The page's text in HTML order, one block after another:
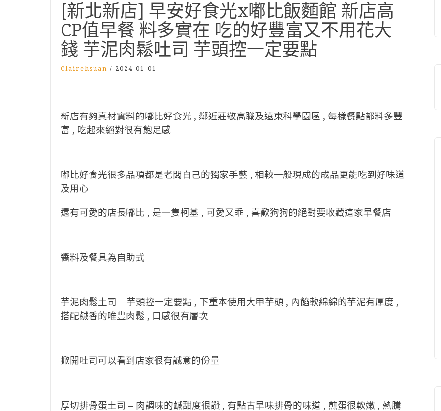
[新北新店] 早安好食光x嘟比飯麵館 新店高
CP值早餐 料多實在 吃的好豐富又不用花大
錢 芋泥肉鬆吐司 芋頭控一定要點
Clairehsuan / 2024-01-01
新店有夠真材實料的嘟比好食光 , 鄰近莊敬高職及遠東科學園區 , 每樣餐點都料多豐
富 , 吃起來絕對很有飽足感
嘟比好食光很多品項都是老闆自己的獨家手藝 , 相較一般現成的成品更能吃到好味道
及用心
還有可愛的店長嘟比 , 是一隻柯基 , 可愛又乖 , 喜歡狗狗的絕對要收藏這家早餐店
醬料及餐具為自助式
芋泥肉鬆土司 – 芋頭控一定要點 , 下重本使用大甲芋頭 , 內餡軟綿綿的芋泥有厚度 ,
搭配鹹香的唯豐肉鬆 , 口感很有層次
掀開吐司可以看到店家很有誠意的份量
厚切排骨蛋土司 – 肉調味的鹹甜度很讚 , 有點古早味排骨的味道 , 煎蛋很軟嫩 , 熱騰